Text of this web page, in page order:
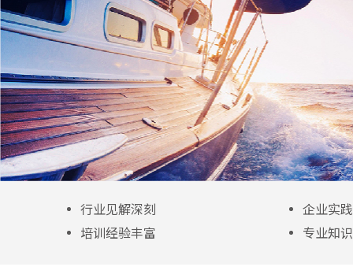
行业见解深刻
企业实
培训经验丰富
专业知